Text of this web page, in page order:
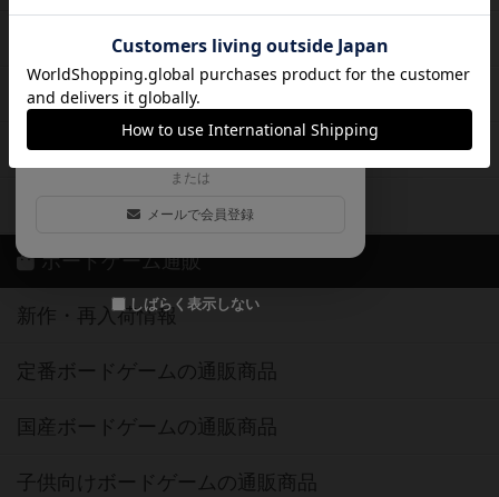
ログイン / 会員登録（10秒）
Google X
Apple Facebook
または
メールで会員登録
しばらく表示しない
掲示板・トピックス
ボドとも・会員一覧
ボードゲーム業界コラム
ボドゲーマご利用案内
ボードゲーム通販
新作・再入荷情報
定番ボードゲームの通販商品
国産ボードゲームの通販商品
子供向けボードゲームの通販商品